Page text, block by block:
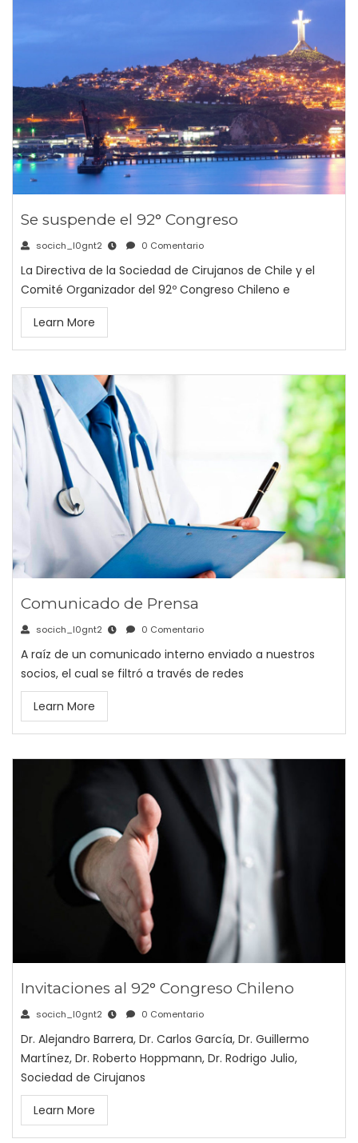
Se suspende el 92° Congreso
socich_l0gnt2 0 Comentario
La Directiva de la Sociedad de Cirujanos de Chile y el
Comité Organizador del 92º Congreso Chileno e
Learn More
Comunicado de Prensa
socich_l0gnt2 0 Comentario
A raíz de un comunicado interno enviado a nuestros
socios, el cual se filtró a través de redes
Learn More
Invitaciones al 92° Congreso Chileno
socich_l0gnt2 0 Comentario
Dr. Alejandro Barrera, Dr. Carlos García, Dr. Guillermo
Martínez, Dr. Roberto Hoppmann, Dr. Rodrigo Julio,
Sociedad de Cirujanos
Learn More